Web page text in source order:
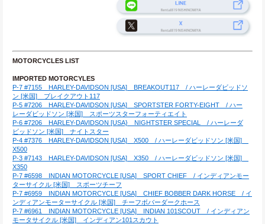
MOTORCYCLES LIST
IMPORTED MOTORCYLES
P-7 #7155　HARLEY-DAVIDSON [USA]　BREAKOUT117　/ ハーレーダビッドソ
ン [米国]　ブレイクアウト117
P-5 #7206　HARLEY-DAVIDSON [USA]　SPORTSTER FORTY-EIGHT　/ ハー
レーダビッドソン [米国]　スポーツスターフォーティエイト
P-6 #7206　HARLEY-DAVIDSON [USA}　NIGHTSTER SPECIAL　/ ハーレーダ
ビッドソン [米国]　ナイトスター
P-4 #7376　HARLEY-DAVIDSON [USA]　X500　/ ハーレーダビッドソン [米国]
X500
P-3 #7143　HARLEY-DAVIDSON [USA]　X350　/ ハーレーダビッドソン [米国]
X350
P-7 #6598　INDIAN MOTORCYCLE [USA]　SPORT CHIEF　/ インディアンモー
ターサイクル [米国]　スポーツチーフ
P-7 #6959　INDIAN MOTORCYCLE [USA]　CHIEF BOBBER DARK HORSE　/ イ
ンディアンモーターサイクル [米国]　チーフボバーダークホース
P-7 #6961　INDIAN MOTORCYCLE [USA]　INDIAN 101SCOUT　/ インディアン
モータサイクル [米国]　インディアン101スカウト